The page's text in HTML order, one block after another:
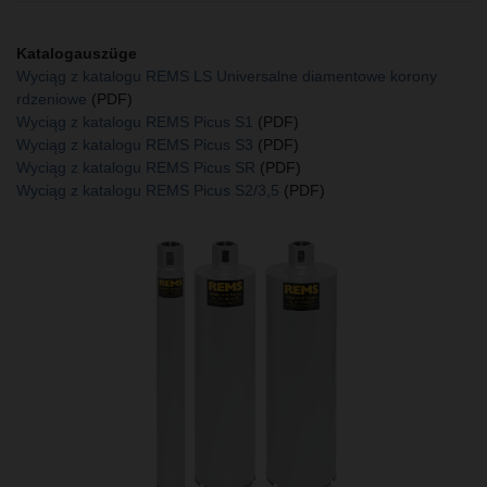
Katalogauszüge
Wyciąg z katalogu REMS LS Universalne diamentowe korony
rdzeniowe (PDF)
Wyciąg z katalogu REMS Picus S1 (PDF)
Wyciąg z katalogu REMS Picus S3 (PDF)
Wyciąg z katalogu REMS Picus SR (PDF)
Wyciąg z katalogu REMS Picus S2/3,5 (PDF)